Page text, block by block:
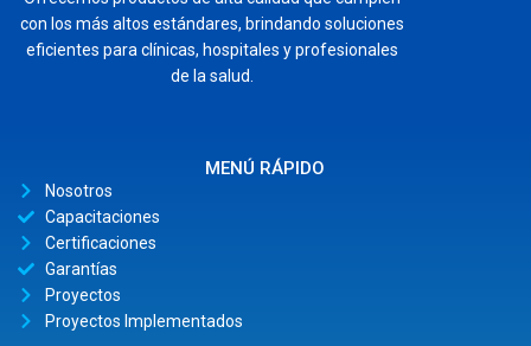
con los más altos estándares, brindando soluciones
eficientes para clínicas, hospitales y profesionales
de la salud.
MENÚ RÁPIDO
Nosotros
Capacitaciones
Certificaciones
Garantías
Proyectos
Proyectos Implementados